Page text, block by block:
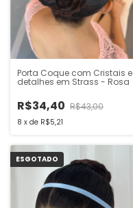
Porta Coque com Cristais e
detalhes em Strass - Rosa
R$34,40 R$43,00
8 x de R$5,21
ESGOTADO